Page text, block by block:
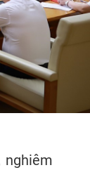
nghiêm